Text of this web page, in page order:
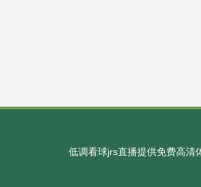
低调看球jrs直播提供免费高清